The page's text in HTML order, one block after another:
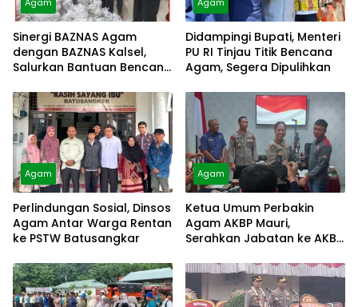
Sinergi BAZNAS Agam
dengan BAZNAS Kalsel,
Salurkan Bantuan Bencana
Didampingi Bupati, Menteri
PU RI Tinjau Titik Bencana
Agam, Segera Dipulihkan
Agam
Perlindungan Sosial, Dinsos
Agam Antar Warga Rentan
ke PSTW Batusangkar
Agam
Ketua Umum Perbakin
Agam AKBP Mauri,
Serahkan Jabatan ke AKBP